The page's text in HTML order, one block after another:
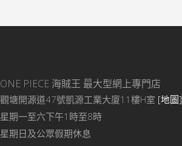
ONE PIECE 海賊王 最大型網上專門店
觀塘開源道47號凱源工業大廈11樓H室 [地圖]
星期一至六下午1時至8時
星期日及公眾假期休息